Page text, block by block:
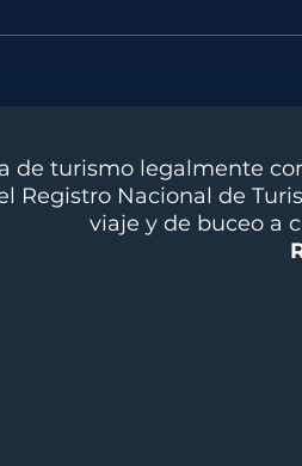
de turismo legalmente
Registro Nacional de
viaje y de buceo a